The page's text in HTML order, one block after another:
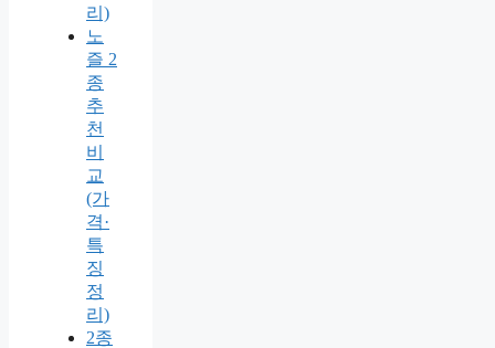
리)
노
즐 2
종
추
천
비
교
(가
격·
특
징
정
리)
2종